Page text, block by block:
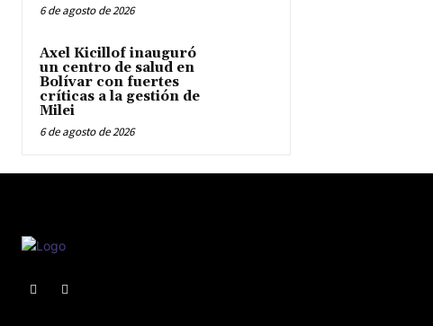
6 de agosto de 2026
Axel Kicillof inauguró
un centro de salud en
Bolívar con fuertes
críticas a la gestión de
Milei
6 de agosto de 2026